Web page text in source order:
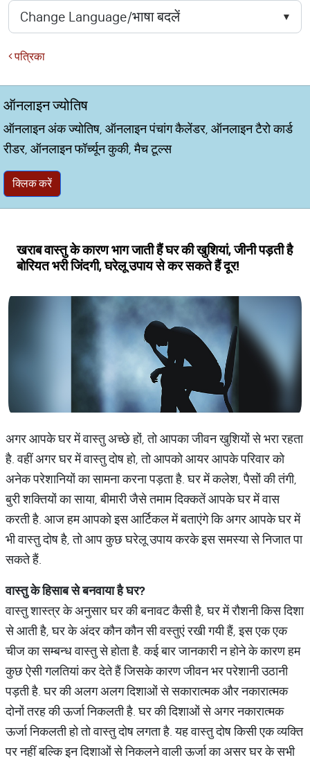
पत्रिका
ऑनलाइन ज्योतिष
ऑनलाइन अंक ज्योतिष, ऑनलाइन पंचांग कैलेंडर, ऑनलाइन टैरो कार्ड
रीडर, ऑनलाइन फॉर्च्यून कुकी, मैच टूल्स
क्लिक करें
खराब वास्तु के कारण भाग जाती हैं घर की खुशियां, जीनी पड़ती है
बोरियत भरी जिंदगी, घरेलू उपाय से कर सकते हैं दूर!
अगर आपके घर में वास्तु अच्छे हों, तो आपका जीवन खुशियों से भरा रहता
है. वहीं अगर घर में वास्तु दोष हो, तो आपको आयर आपके परिवार को
अनेक परेशानियों का सामना करना पड़ता है. घर में कलेश, पैसों की तंगी,
बुरी शक्तियों का साया, बीमारी जैसे तमाम दिक्कतें आपके घर में वास
करती है. आज हम आपको इस आर्टिकल में बताएंगे कि अगर आपके घर में
भी वास्तु दोष है, तो आप कुछ घरेलू उपाय करके इस समस्या से निजात पा
सकते हैं.
वास्तुकेहिसाबसेबनवायाहैघर?
वास्तु शास्त्र के अनुसार घर की बनावट कैसी है, घर में रौशनी किस दिशा
से आती है, घर के अंदर कौन कौन सी वस्तुएं रखी गयी हैं, इस एक एक
चीज का सम्बन्ध वास्तु से होता है. कई बार जानकारी न होने के कारण हम
कुछ ऐसी गलतियां कर देते हैं जिसके कारण जीवन भर परेशानी उठानी
पड़ती है. घर की अलग अलग दिशाओं से सकारात्मक और नकारात्मक
दोनों तरह की ऊर्जा निकलती है. घर की दिशाओं से अगर नकारात्मक
ऊर्जा निकलती हो तो वास्तु दोष लगता है. यह वास्तु दोष किसी एक व्यक्ति
पर नहीं बल्कि इन दिशाओं से निकलने वाली ऊर्जा का असर घर के सभी